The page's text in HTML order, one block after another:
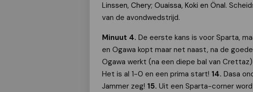
Linssen, Chery; Ouaissa, Koki en Önal.
van de avondwedstrijd.
Minuut 4. De eerste kans is voor Sparta,
en Ogawa kopt maar net naast, na de
Ogawa werkt (na een diepe bal van
Het is al 1-0 en een prima start! 14. Dasa
Jammer zeg! 15. Uit een Sparta-corner